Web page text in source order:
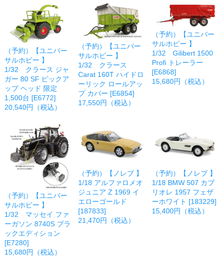
（予約）【ユニバー
サルホビー 】
1/32 クラース ジャ
ガー 80 SF ピックア
ップ ヘッド 限定
1,500台 [E6772]
20,540円（税込）
（予約）【ユニバー
サルホビー 】
1/32 クラース
Carat 160T ハイドロ
ーリック ロールアッ
プ カバー [E6854]
17,550円（税込）
（予約）【ユニバー
サルホビー 】
1/32 Gilibert 1500
Profi トレーラー
[E6868]
15,680円（税込）
（予約）【ユニバー
サルホビー 】
1/32 マッセイ ファ
ーガソン 8740S ブラ
ックエディション
[E7280]
15,680円（税込）
（予約）【ノレブ 】
1/18 アルファロメオ
ジュニア Z 1969 イ
エローゴールド
[187833]
21,470円（税込）
（予約）【ノレブ 】
1/18 BMW 507 カブ
リオレ 1957 フェザ
ーホワイト [183229]
15,400円（税込）